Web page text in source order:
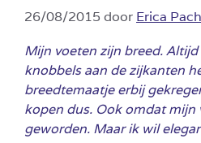
26/08/2015 door Erica Pach
Mijn voeten zijn breed.
knobbels aan de zijkanten
breedtemaatje erbij
kopen dus. Ook omdat mijn
geworden. Maar ik wil